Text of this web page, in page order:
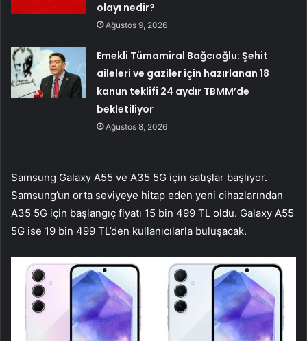
olayı nedir?
Ağustos 9, 2026
Emekli Tümamiral Bağcıoğlu: Şehit
aileleri ve gaziler için hazırlanan 18
kanun teklifi 24 aydır TBMM’de
bekletiliyor
Ağustos 8, 2026
Samsung Galaxy A55 ve A35 5G için satışlar başlıyor.
Samsung’un orta seviyeye hitap eden yeni cihazlarından
A35 5G için başlangıç fiyatı 15 bin 499 TL oldu. Galaxy A55
5G ise 19 bin 499 TL’den kullanıcılarla buluşacak.